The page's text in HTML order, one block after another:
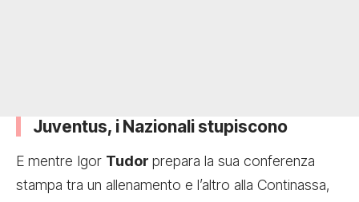
Juventus, i Nazionali stupiscono
E mentre Igor Tudor prepara la sua conferenza
stampa tra un allenamento e l’altro alla Continassa,